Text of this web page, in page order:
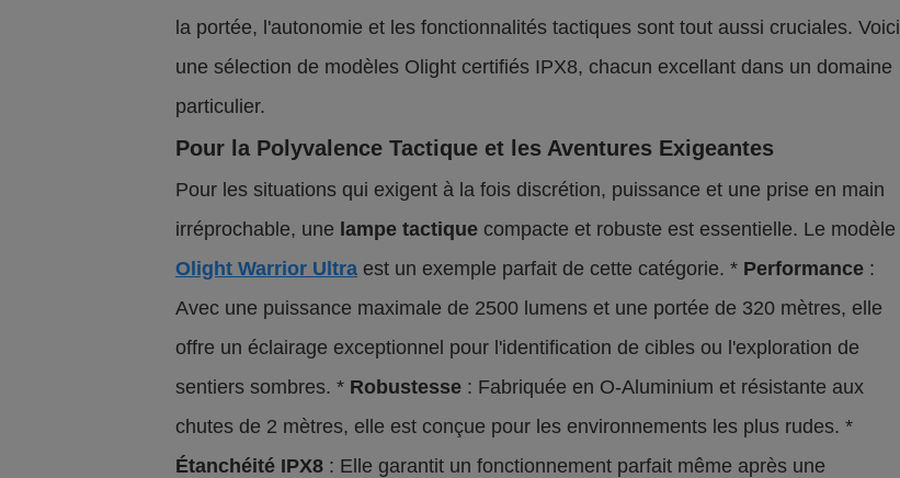
la portée, l'autonomie et les fonctionnalités tactiques sont tout aussi cruciales. Voici
une sélection de modèles Olight certifiés IPX8, chacun excellant dans un domaine
particulier.
Pour la Polyvalence Tactique et les Aventures Exigeantes
Pour les situations qui exigent à la fois discrétion, puissance et une prise en main
irréprochable, une lampe tactique compacte et robuste est essentielle. Le modèle
Olight Warrior Ultra est un exemple parfait de cette catégorie. * Performance :
Avec une puissance maximale de 2500 lumens et une portée de 320 mètres, elle
offre un éclairage exceptionnel pour l'identification de cibles ou l'exploration de
sentiers sombres. * Robustesse : Fabriquée en O-Aluminium et résistante aux
chutes de 2 mètres, elle est conçue pour les environnements les plus rudes. *
Étanchéité IPX8 : Elle garantit un fonctionnement parfait même après une